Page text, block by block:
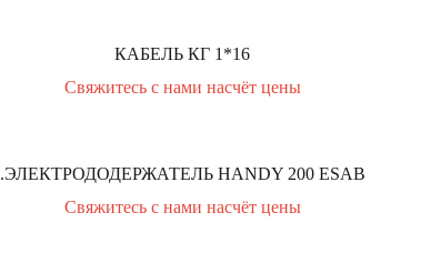
КАБЕЛЬ КГ 1*16
Свяжитесь с нами насчёт цены
.ЭЛЕКТРОДОДЕРЖАТЕЛЬ HANDY 200 ESAB
Свяжитесь с нами насчёт цены